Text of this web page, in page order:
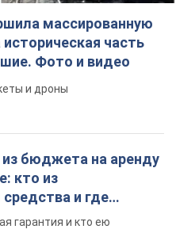
гарантия и кто ею
два соседних
двое
домам